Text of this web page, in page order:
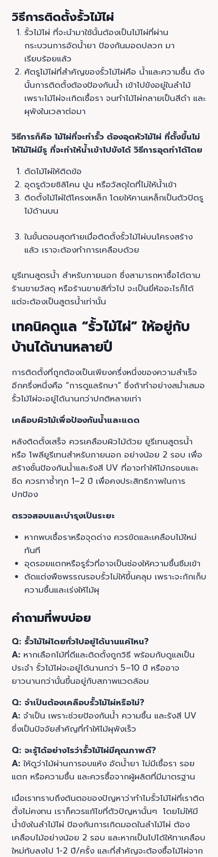
วิธีการติดตั้งรั้วไม้ไผ่
รั้วไม้ไผ่ ที่จะนำมาใช้นั้นต้องเป็นไม้ไผ่ที่ผ่าน
กระบวนการอัดน้ำยา ป้องกันมอดปลวก มา
เรียบร้อยแล้ว
ศัตรูไม้ไผ่ที่สำคัญของรั้วไม้ไผ่คือ น้ำและความชื้น ดัง
นั้นการติดตั้งต้องป้องกันน้ำ เข้าไปขังอยู่ในลำไม้
เพราะไม้ไผ่จะเกิดเชื้อรา จนทำไม้ไผ่กลายเป็นสีดำ และ
ผุพังในเวลาต่อมา
วิธีการก็คือ ไม้ไผ่ที่จะทำรั้ว ต้องอุดหัวไม้ไผ่ ที่ตั้งขึ้นไม่
ไห้ไม้ไผ่มีรู ที่จะทำให้น้ำเข้าไปขังได้ วิธีการอุดทำได้โดย
ตัดไม้ไผ่ให้ติดข้อ
อุดรูด้วยซิลิโคน ปูน หรือวัสดุใดที่ไม่ให้น้ำเข้า
ติดตั้งไม้ไผ่ใต้โครงเหล็ก โดยให้คานเหล็กเป็นตัวปิดรู
ไม้ด้านบน
ในขั้นตอนสุดท้ายเมื่อติดตั้งรั้วไม้ไผ่บนโครงสร้าง
แล้ว เราจะต้องทำการเคลือบด้วย
ยูรีเทนสูตรน้ำ สำหรับภายนอก ซึ่งสามารถหาซื้อได้ตาม
ร้านขายวัสดุ หรือร้านขายสีทั่วไป จะเป็นยี่ห้ออะไรก็ได้
แต่จะต้องเป็นสูตรน้ำเท่านั้น
เทคนิคดูแล “รั้วไม้ไผ่” ให้อยู่กับ
บ้านได้นานหลายปี
การติดตั้งที่ถูกต้องเป็นเพียงครึ่งหนึ่งของความสำเร็จ
อีกครึ่งหนึ่งคือ “การดูแลรักษา” ซึ่งถ้าทำอย่างสม่ำเสมอ
รั้วไม้ไผ่จะอยู่ได้นานกว่าปกติหลายเท่า
เคลือบผิวไม้เพื่อป้องกันน้ำและแดด
หลังติดตั้งเสร็จ ควรเคลือบผิวไม้ด้วย ยูรีเทนสูตรน้ำ
หรือ โพลียูรีเทนสำหรับภายนอก อย่างน้อย 2 รอบ เพื่อ
สร้างชั้นป้องกันน้ำและรังสี UV ที่อาจทำให้ไม้กรอบและ
ซีด ควรทาซ้ำทุก 1–2 ปี เพื่อคงประสิทธิภาพในการ
ปกป้อง
ตรวจสอบและบำรุงเป็นระยะ
หากพบเชื้อราหรือจุดด่าง ควรขัดและเคลือบไม้ใหม่
ทันที
อุดรอยแตกหรือรูรั่วที่อาจเป็นช่องให้ความชื้นซึมเข้า
ตัดแต่งพืชพรรณรอบรั้วไม่ให้ขึ้นคลุม เพราะจะกักเก็บ
ความชื้นและเร่งให้ไม้ผุ
คำถามที่พบบ่อย
Q: รั้วไม้ไผ่โดยทั่วไปอยู่ได้นานแค่ไหน?
A: หากเลือกไม้ที่ดีและติดตั้งถูกวิธี พร้อมกับดูแลเป็น
ประจำ รั้วไม้ไผ่จะอยู่ได้นานกว่า 5–10 ปี หรืออาจ
ยาวนานกว่านั้นขึ้นอยู่กับสภาพแวดล้อม
Q: จำเป็นต้องเคลือบรั้วไม้ไผ่หรือไม่?
A: จำเป็น เพราะช่วยป้องกันน้ำ ความชื้น และรังสี UV
ซึ่งเป็นปัจจัยสำคัญที่ทำให้ไม้ผุพังเร็ว
Q: จะรู้ได้อย่างไรว่ารั้วไม้ไผ่มีคุณภาพดี?
A: ให้ดูว่าไม้ผ่านการอบแห้ง อัดน้ำยา ไม่มีเชื้อรา รอย
แตก หรือความชื้น และควรซื้อจากผู้ผลิตที่มีมาตรฐาน
เมื่อเราทราบถึงต้นตอของปัญหาว่าทำไมรั้วไม้ไผ่ที่เราติด
ตั้งไม่คงทน เราก็ควรแก้ไขที่ตัวปัญหานั้นๆ โดยไม่ให้มี
น้ำขังในลำไม้ไผ่ ป้องกันการเกิดมอดในลำไม้ไผ่ ต้อง
เคลือบไม้อย่างน้อย 2 รอบ และหากเป็นไปได้ให้ทาเคลือบ
ใหม่ทับลงไป 1-2 ปี/ครั้ง และที่สำคัญจะต้องซื้อไม้ไผ่จาก